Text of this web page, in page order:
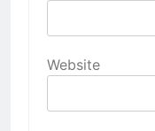
Website